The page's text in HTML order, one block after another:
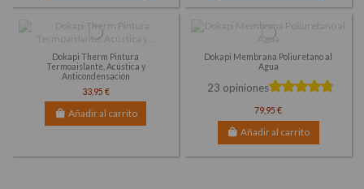
Dokapi Therm Pintura
Termoaislante, Acústica y
Anticondensación
33,95 €
Añadir al carrito
Dokapi Membrana Poliuretano al
Agua
23 opiniones
79,95 €
Añadir al carrito